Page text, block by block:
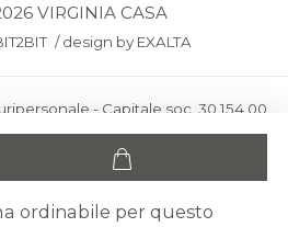
ordinabile per questo
VIRGINIA CASA
/design by EXALTA
- Capitale soc. 30.154,00
– 50025 Montespertoli, loc. Anselmo